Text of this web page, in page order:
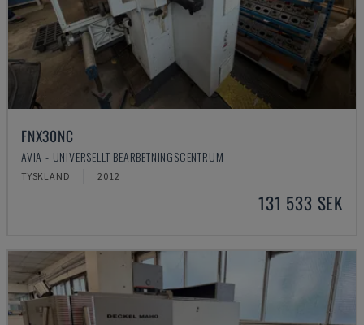
FNX30NC
AVIA - UNIVERSELLT BEARBETNINGSCENTRUM
TYSKLAND 2012
131 533 SEK